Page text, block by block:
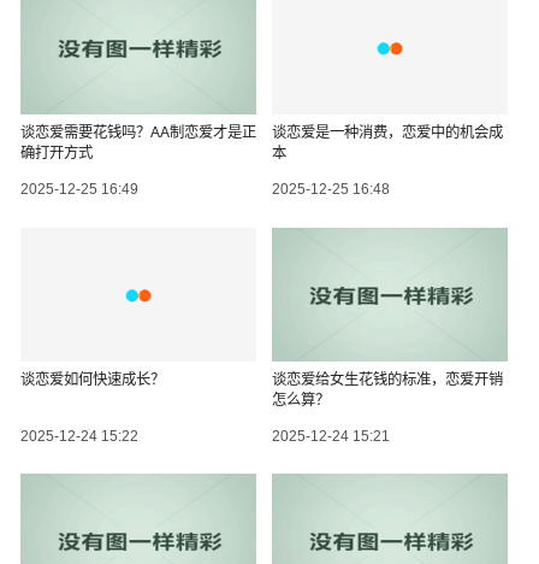
谈恋爱需要花钱吗？AA制恋爱才是正
确打开方式
2025-12-25 16:49
谈恋爱是一种消费，恋爱中的机会成
本
2025-12-25 16:48
谈恋爱如何快速成长？
2025-12-24 15:22
谈恋爱给女生花钱的标准，恋爱开销
怎么算？
2025-12-24 15:21